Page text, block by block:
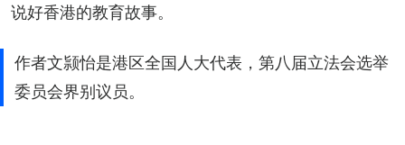
说好香港的教育故事。
作者文颕怡是港区全国人大代表，第八届立法会选举
委员会界别议员。